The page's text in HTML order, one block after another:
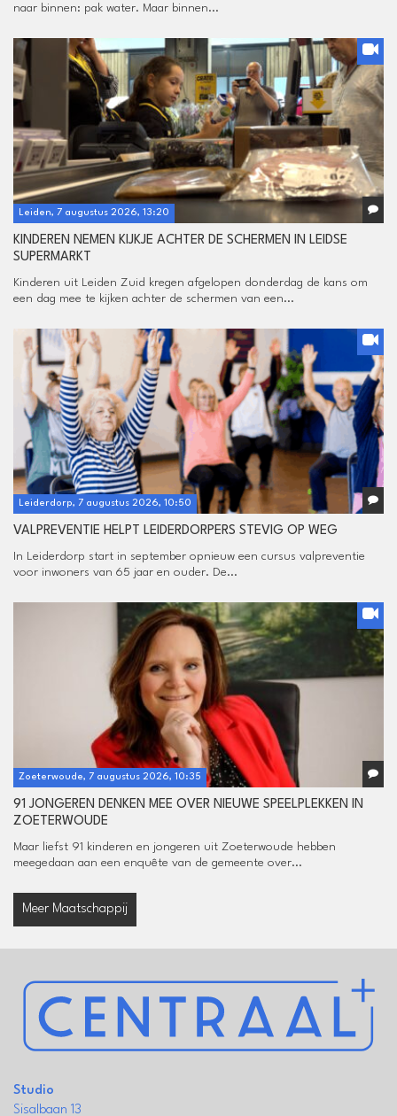
naar binnen: pak water. Maar binnen...
Leiden, 7 augustus 2026, 13:20
KINDEREN NEMEN KIJKJE ACHTER DE SCHERMEN IN LEIDSE
SUPERMARKT
Kinderen uit Leiden Zuid kregen afgelopen donderdag de kans om
een dag mee te kijken achter de schermen van een...
Leiderdorp, 7 augustus 2026, 10:50
VALPREVENTIE HELPT LEIDERDORPERS STEVIG OP WEG
In Leiderdorp start in september opnieuw een cursus valpreventie
voor inwoners van 65 jaar en ouder. De...
Zoeterwoude, 7 augustus 2026, 10:35
91 JONGEREN DENKEN MEE OVER NIEUWE SPEELPLEKKEN IN
ZOETERWOUDE
Maar liefst 91 kinderen en jongeren uit Zoeterwoude hebben
meegedaan aan een enquête van de gemeente over...
Meer Maatschappij
Studio
Sisalbaan 13